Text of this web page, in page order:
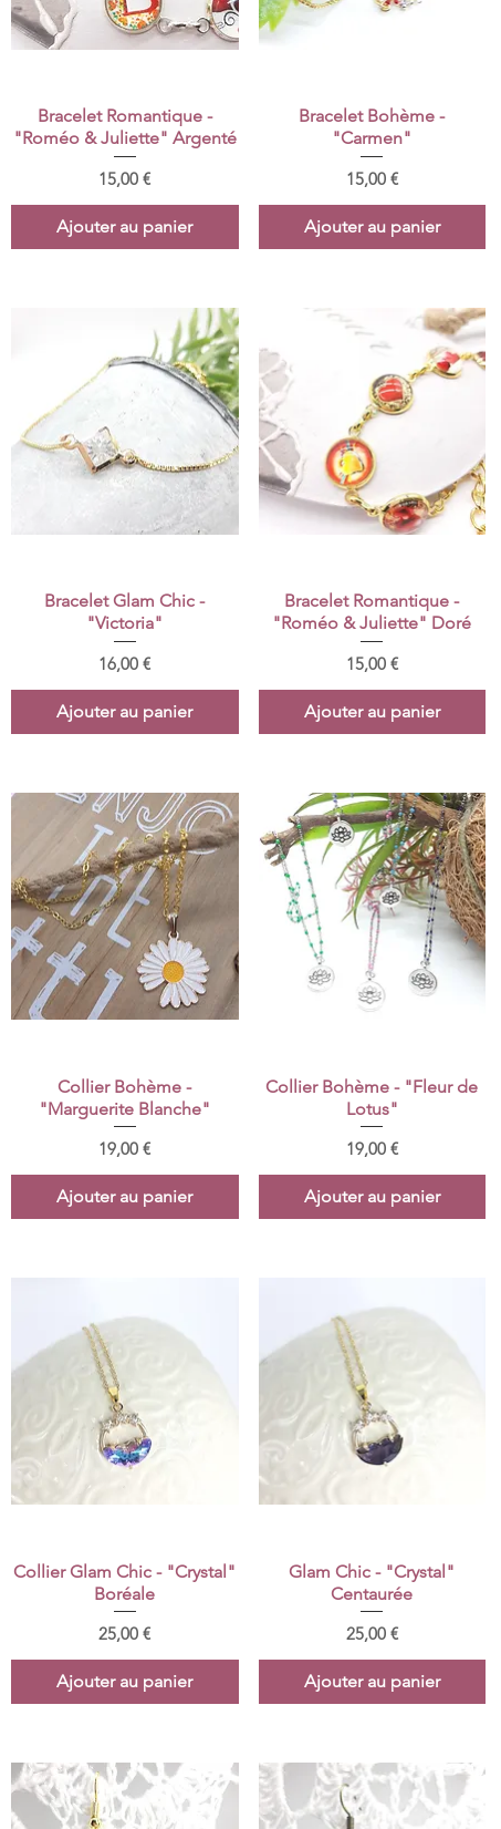
Aperçu rapide
Bracelet Romantique -
"Roméo & Juliette" Argenté
Prix
15,00 €
Ajouter au panier
Aperçu rapide
Bracelet Bohème -
"Carmen"
Prix
15,00 €
Ajouter au panier
Aperçu rapide
Bracelet Glam Chic -
"Victoria"
Prix
16,00 €
Ajouter au panier
Aperçu rapide
Bracelet Romantique -
"Roméo & Juliette" Doré
Prix
15,00 €
Ajouter au panier
Aperçu rapide
Collier Bohème -
"Marguerite Blanche"
Prix
19,00 €
Ajouter au panier
Aperçu rapide
Collier Bohème - "Fleur de
Lotus"
Prix
19,00 €
Ajouter au panier
Aperçu rapide
Collier Glam Chic - "Crystal"
Boréale
Prix
25,00 €
Ajouter au panier
Aperçu rapide
Glam Chic - "Crystal"
Centaurée
Prix
25,00 €
Ajouter au panier